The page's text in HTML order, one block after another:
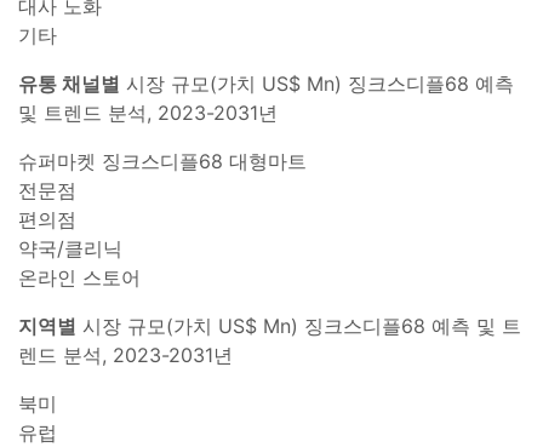
대사 노화
기타
유통 채널별 시장 규모(가치 US$ Mn) 징크스디플68 예측
및 트렌드 분석, 2023-2031년
슈퍼마켓 징크스디플68 대형마트
전문점
편의점
약국/클리닉
온라인 스토어
지역별 시장 규모(가치 US$ Mn) 징크스디플68 예측 및 트
렌드 분석, 2023-2031년
북미
유럽